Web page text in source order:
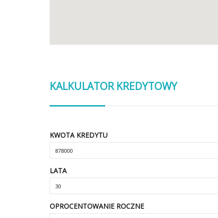
KALKULATOR KREDYTOWY
KWOTA KREDYTU
LATA
OPROCENTOWANIE ROCZNE